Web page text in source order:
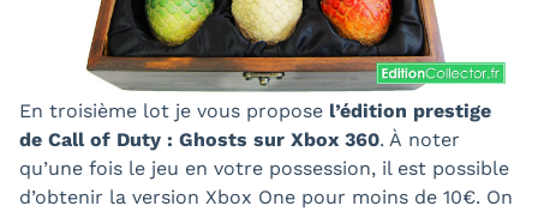
En troisième lot je vous propose l’édition prestige
de Call of Duty : Ghosts sur Xbox 360. À noter
qu’une fois le jeu en votre possession, il est possible
d’obtenir la version Xbox One pour moins de 10€. On